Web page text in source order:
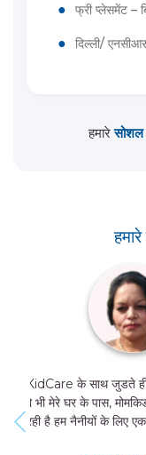
● फ्री प्लेसमेंट –
● दिल्ली/
हमारेसोशल
मै फुल टाइम जॉब
मालिश आती थी तो
जुड गई और अब में